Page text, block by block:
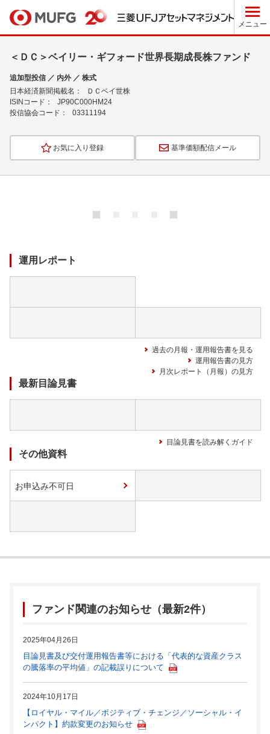
メニュー
＜ＤＣ＞ベイリー・ギフォード世界長期成長株ファンド
追加型投信 ／ 内外 ／ 株式
日本経済新聞掲載名：
ＤＣベイ世株
ISINコード：
JP90C000HM24
投信協会コード：
03311194
お気に入り登録 基準価額配信メール
運用レポート
過去の月報・運用報告書を見る
運用報告書の見方
月次レポート（月報）の見方
最新目論見書
目論見書を読み解くガイド
その他資料
お申込み不可日
ファンド関連のお知らせ（最新2件）
2025年04月26日
目論見書及び交付運用報告書等における「代表的な資産クラス
の騰落率の平均値」の記載誤りについて
2024年10月17日
【ロイヤル・マイル／ポジティブ・チェンジ／ソーシャル・イ
ンパクト】約款変更のお知らせ